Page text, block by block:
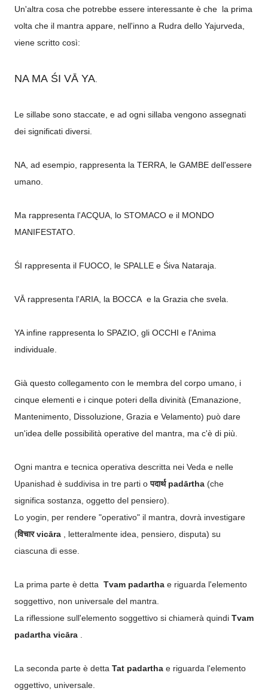
Un'altra cosa che potrebbe essere interessante è che la prima
volta che il mantra appare, nell'inno a Rudra dello Yajurveda,
viene scritto così:
NA MA ŚI VĀ YA
Le sillabe sono staccate, e ad ogni sillaba vengono assegnati
dei significati diversi.
NA, ad esempio, rappresenta la TERRA, le GAMBE dell'essere
umano.
Ma rappresenta l'ACQUA, lo STOMACO e il MONDO
MANIFESTATO.
ŚI rappresenta il FUOCO, le SPALLE e Śiva Nataraja.
VĀ rappresenta l'ARIA, la BOCCA e la Grazia che svela.
YA infine rappresenta lo SPAZIO, gli OCCHI e l'Anima
individuale.
Già questo collegamento con le membra del corpo umano, i
cinque elementi e i cinque poteri della divinità (Emanazione,
Mantenimento, Dissoluzione, Grazia e Velamento) può dare
un'idea delle possibilità operative del mantra, ma c'è di più.
Ogni mantra e tecnica operativa descritta nei Veda e nelle
Upanishad è suddivisa in tre parti oपदार्थ padārtha (che
significa sostanza, oggetto del pensiero).
Lo yogin, per rendere "operativo" il mantra, dovrà investigare
(विचार vicāra , letteralmente idea, pensiero, disputa) su
ciascuna di esse.
La prima parte è detta Tvam padartha e riguarda l'elemento
soggettivo, non universale del mantra.
La riflessione sull'elemento soggettivo si chiamerà quindi Tvam
padartha vicāra
La seconda parte è detta Tat padartha e riguarda l'elemento
oggettivo, universale.